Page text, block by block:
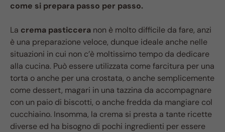
come si prepara passo per passo.
La crema pasticcera non è molto difficile da fare, anzi
è una preparazione veloce, dunque ideale anche nelle
situazioni in cui non c’è moltissimo tempo da dedicare
alla cucina. Può essere utilizzata come farcitura per una
torta o anche per una crostata, o anche semplicemente
come dessert, magari in una tazzina da accompagnare
con un paio di biscotti, o anche fredda da mangiare col
cucchiaino. Insomma, la crema si presta a tante ricette
diverse ed ha bisogno di pochi ingredienti per essere